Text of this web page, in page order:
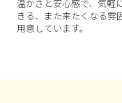
温かさと安心感で、気軽
きる、また来たくなる雰
用意しています。